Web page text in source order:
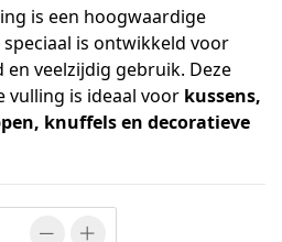
is een hoogwaardige
is ontwikkeld voor
veelzijdig gebruik. Deze
vulling is ideaal voor kussens,
knuffels en decoratieve